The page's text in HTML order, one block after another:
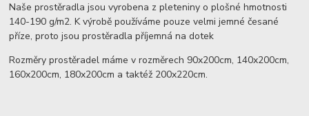
Naše prostěradla jsou vyrobena z pleteniny o plošné hmotnosti
140-190 g/m2. K výrobě používáme pouze velmi jemné česané
příze, proto jsou prostěradla příjemná na dotek
Rozměry prostěradel máme v rozměrech 90x200cm, 140x200cm,
160x200cm, 180x200cm a taktéž 200x220cm.